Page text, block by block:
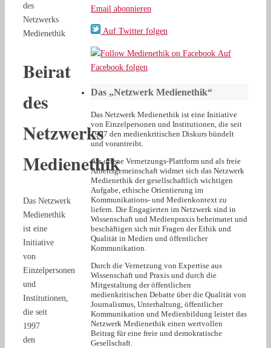
des
Netzwerks
Medienethik
Beirat
des
Netzwerks
Medienethik
Das Netzwerk
Medienethik
ist eine
Initiative
von
Einzelpersonen
und
Institutionen,
die seit
1997
den
Email abonnieren
Auf Twitter folgen
Auf
Facebook folgen
Das „Netzwerk Medienethik“
Das Netzwerk Medienethik ist eine Initiative
von Einzelpersonen und Institutionen, die seit
1997 den medienkritischen Diskurs bündelt
und vorantreibt.
Als offene Vernetzungs-Plattform und als freie
Arbeitsgemeinschaft widmet sich das Netzwerk
Medienethik der gesellschaftlich wichtigen
Aufgabe, ethische Orientierung im
Kommunikations- und Medienkontext zu
liefern. Die Engagierten im Netzwerk sind in
Wissenschaft und Medienpraxis beheimatet und
beschäftigen sich mit Fragen der Ethik und
Qualität in Medien und öffentlicher
Kommunikation.
Durch die Vernetzung von Expertise aus
Wissenschaft und Praxis und durch die
Mitgestaltung der öffentlichen
medienkritischen Debatte über die Qualität von
Journalismus, Unterhaltung, öffentlicher
Kommunikation und Medienbildung leistet das
Netzwerk Medienethik einen wertvollen
Beitrag für eine freie und demokratische
Gesellschaft.